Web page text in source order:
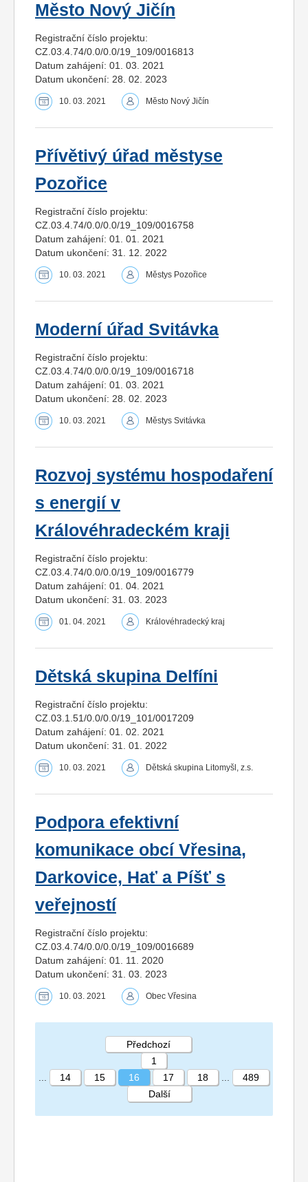
Město Nový Jičín
Registrační číslo projektu:
CZ.03.4.74/0.0/0.0/19_109/0016813
Datum zahájení: 01. 03. 2021
Datum ukončení: 28. 02. 2023
10. 03. 2021 Město Nový Jičín
Přívětivý úřad městyse
Pozořice
Registrační číslo projektu:
CZ.03.4.74/0.0/0.0/19_109/0016758
Datum zahájení: 01. 01. 2021
Datum ukončení: 31. 12. 2022
10. 03. 2021 Městys Pozořice
Moderní úřad Svitávka
Registrační číslo projektu:
CZ.03.4.74/0.0/0.0/19_109/0016718
Datum zahájení: 01. 03. 2021
Datum ukončení: 28. 02. 2023
10. 03. 2021 Městys Svitávka
Rozvoj systému hospodaření
s energií v
Královéhradeckém kraji
Registrační číslo projektu:
CZ.03.4.74/0.0/0.0/19_109/0016779
Datum zahájení: 01. 04. 2021
Datum ukončení: 31. 03. 2023
01. 04. 2021 Královéhradecký kraj
Dětská skupina Delfíni
Registrační číslo projektu:
CZ.03.1.51/0.0/0.0/19_101/0017209
Datum zahájení: 01. 02. 2021
Datum ukončení: 31. 01. 2022
10. 03. 2021 Dětská skupina Litomyšl, z.s.
Podpora efektivní
komunikace obcí Vřesina,
Darkovice, Hať a Píšť s
veřejností
Registrační číslo projektu:
CZ.03.4.74/0.0/0.0/19_109/0016689
Datum zahájení: 01. 11. 2020
Datum ukončení: 31. 03. 2023
10. 03. 2021 Obec Vřesina
STRÁNKA 16 489
Předchozí
1
14 15 16 17 18
489
Další